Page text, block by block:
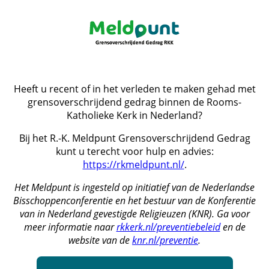
Heeft u recent of in het verleden te maken gehad met
grensoverschrijdend gedrag binnen de Rooms-
Katholieke Kerk in Nederland?
Bij het R.-K. Meldpunt Grensoverschrijdend Gedrag
kunt u terecht voor hulp en advies:
https://rkmeldpunt.nl/.
Het Meldpunt is ingesteld op initiatief van de Nederlandse
Bisschoppenconferentie en het bestuur van de Konferentie
van in Nederland gevestigde Religieuzen (KNR). Ga voor
meer informatie naarrkkerk.nl/preventiebeleiden de
website van deknr.nl/preventie.